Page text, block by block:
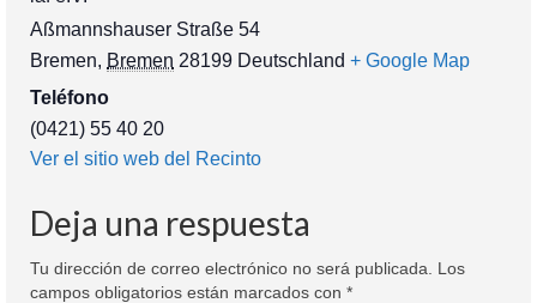
Aßmannshauser Straße 54
Bremen, Bremen 28199 Deutschland + Google Map
Teléfono
(0421) 55 40 20
Ver el sitio web del Recinto
Deja una respuesta
Tu dirección de correo electrónico no será publicada.
Los
campos obligatorios están marcados con *